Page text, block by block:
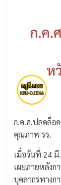
ก.ค.ศ.ปลดล็อ
คุณภาพ รร.
เมื่อวันที่ 24
เผยภายหลังก
บุคลากรทางก